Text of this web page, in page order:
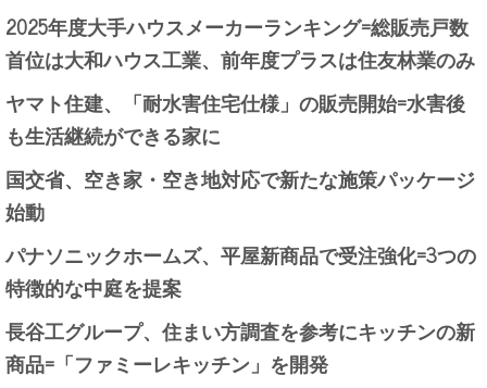
2025年度大手ハウスメーカーランキング=総販売戸数
首位は大和ハウス工業、前年度プラスは住友林業のみ
ヤマト住建、「耐水害住宅仕様」の販売開始=水害後
も生活継続ができる家に
国交省、空き家・空き地対応で新たな施策パッケージ
始動
パナソニックホームズ、平屋新商品で受注強化=3つの
特徴的な中庭を提案
長谷工グループ、住まい方調査を参考にキッチンの新
商品=「ファミーレキッチン」を開発